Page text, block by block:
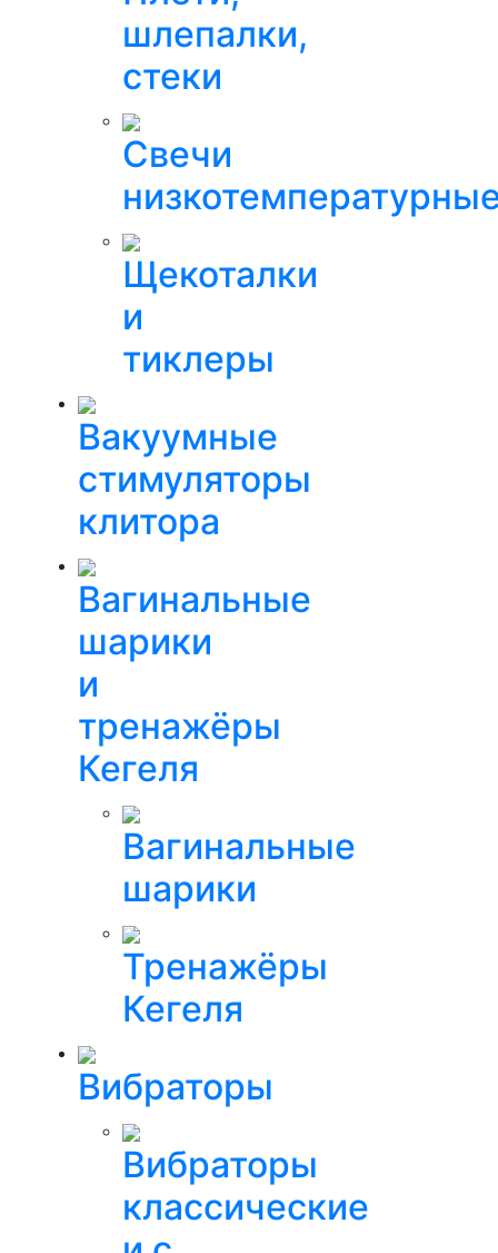
шлепалки,
стеки
Свечи
Щекоталки
и
тиклеры
Вакуумные
стимуляторы
клитора
Вагинальные
шарики
и
тренажёры
Кегеля
Вагинальные
шарики
Тренажёры
Кегеля
Вибраторы
Вибраторы
классические